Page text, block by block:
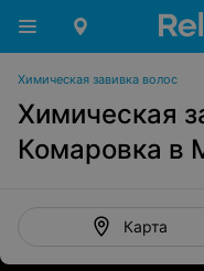
Химическая завивка волос
Химическая
Комаровка в
Карта